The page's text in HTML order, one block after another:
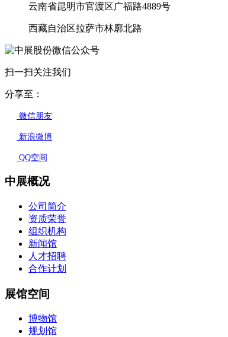
云南省昆明市官渡区广福路4889号
西藏自治区拉萨市林廓北路
扫一扫关注我们
分享至：
微信朋友
新浪微博
QQ空间
中展概况
公司简介
资质荣誉
组织机构
新闻馆
人才招聘
合作计划
展馆空间
博物馆
规划馆